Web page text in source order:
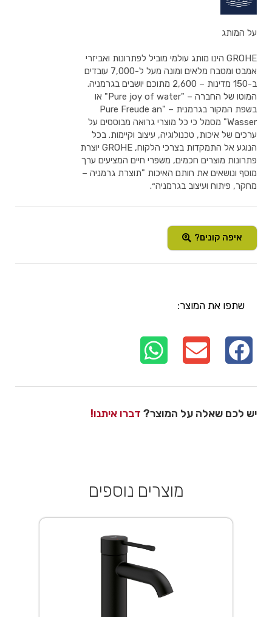
על המותג
GROHE הינו מותג עולמי מוביל לפתרונות ואביזרי
אמבט ומטבח מלאים ומונה מעל ל-7,000 עובדים
ב-150 מדינות – 2,600 מתוכם יושבים בגרמניה.
המוטו של החברה – "Pure joy of water" או
בשפת המקור בגרמנית – "Pure Freude an
Wasser" מסמל כי כל מוצרי גרואה מבוססים על
ערכים של איכות, טכנולוגיה, עיצוב וקיימות. בכל
הנוגע אל התמקדות בצרכי הלקוח, GROHE יוצרת
פתרונות מוצרים חכמים, משפרי חיים המציעים ערך
מוסף ונושאים את חותם האיכות "תוצרת גרמניה –
מחקר, פיתוח ועיצוב בגרמניה״.
איפה קונים?
שתפו את המוצר:
יש לכם שאלה על המוצר? דברו איתנו!
מוצרים נוספים